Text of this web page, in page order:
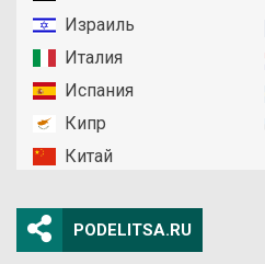
Израиль
Италия
Испания
Кипр
Китай
PODELITSA.RU